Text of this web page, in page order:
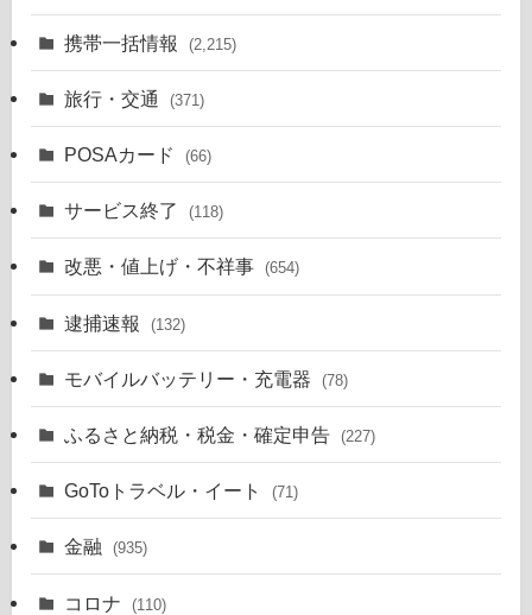
携帯一括情報 (2,215)
旅行・交通 (371)
POSAカード (66)
サービス終了 (118)
改悪・値上げ・不祥事 (654)
逮捕速報 (132)
モバイルバッテリー・充電器 (78)
ふるさと納税・税金・確定申告 (227)
GoToトラベル・イート (71)
金融 (935)
コロナ (110)